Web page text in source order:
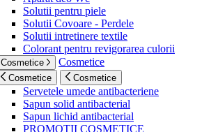
Solutii pentru piele
Solutii Covoare - Perdele
Solutii intretinere textile
Colorant pentru revigorarea culorii
Cosmetice Cosmetice
Cosmetice Cosmetice
Servetele umede antibacteriene
Sapun solid antibacterial
Sapun lichid antibacterial
PROMOTII COSMETICE